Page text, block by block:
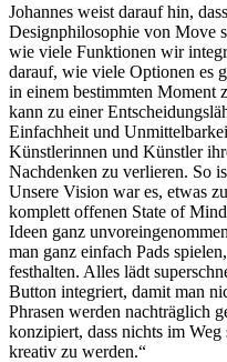
Johannes weist darauf hin,
Designphilosophie von Move
wie viele Funktionen wir
darauf, wie viele Optionen es
in einem bestimmten Moment
kann zu einer
Einfachheit und
Künstlerinnen und Künstler
Nachdenken zu verlieren. So
Unsere Vision war es, etwas
komplett offenen State of
Ideen ganz
man ganz einfach Pads
festhalten. Alles lädt
Button integriert, damit man
Phrasen werden nachträglich
konzipiert, dass nichts im
kreativ zu werden.“